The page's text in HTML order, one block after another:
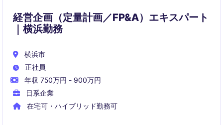
経営企画（定量計画／FP&A）エキスパート
｜横浜勤務
横浜市
正社員
年収 750万円 - 900万円
日系企業
在宅可・ハイブリッド勤務可